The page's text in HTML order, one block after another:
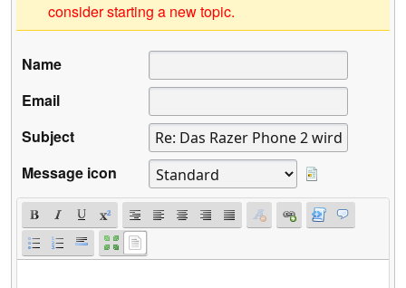
consider starting a new topic.
Name
Email
Subject
Message icon